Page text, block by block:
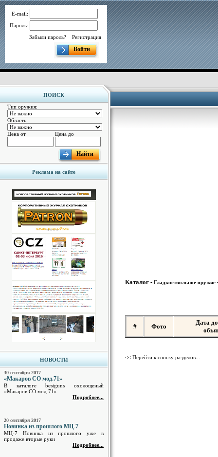
E-mail:
Пароль:
Забыли пароль?
Регистрация
Войти
ПОИСК
Тип оружия:
Область:
Цена от Цена до
Найти
Реклама на сайте
НОВОСТИ
30 сентября 2017
«Макаров СО мод.71»
В каталоге bestguns охолощеный
«Макаров СО мод.71»
Подробнее...
20 сентября 2017
Новинка из прошлого МЦ-7
МЦ-7 Новинка из прошлого уже в
продаже вторые руки
Подробнее...
Каталог - Гладкоствольное оружие
# Фото
Дата
<< Перейти к списку разделов...